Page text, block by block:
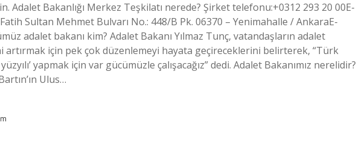
Adalet Bakanlığı Merkez Teşkilatı nerede? Şirket telefonu:+0312 293 20 00E-
Sultan Mehmet Bulvarı No.: 448/B Pk. 06370 – Yenimahalle / AnkaraE-
adalet bakanı kim? Adalet Bakanı Yılmaz Tunç, vatandaşların adalet
için pek çok düzenlemeyi hayata geçireceklerini belirterek, “Türk
yapmak için var gücümüzle çalışacağız” dedi. Adalet Bakanımız nerelidir?
Ulus…